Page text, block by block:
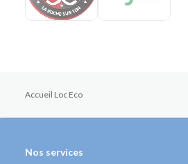
Accueil Loc Eco
Nos services